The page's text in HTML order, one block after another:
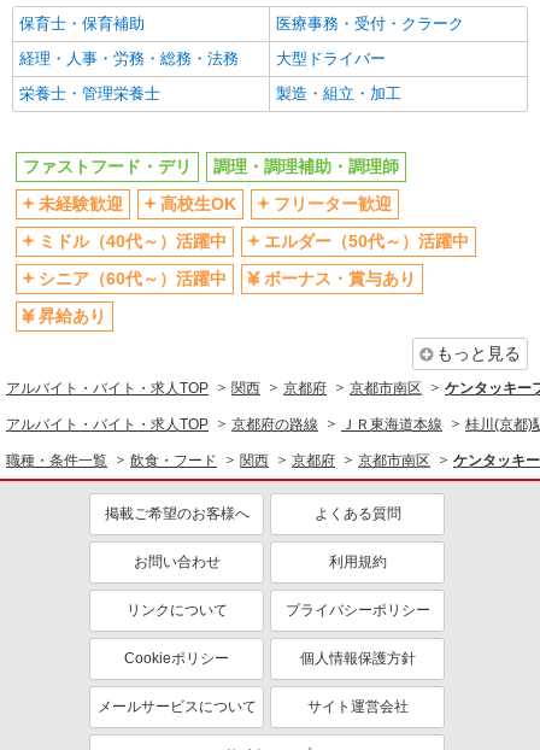
社員登用あり
同じ職種から求人を探す
飲食・フード
同じ特徴から求人を探す
未経験歓迎
高校生OK
ミドル（40代～）活躍中
ボーナス・賞与あり
週2～3日勤務OK
短時間勤務（1日4h以内）OK
上場企業・上場企業のグループ会
社会保険あり
まかない・食事補助
社員登用あり
保育士・保育補助
医療事務・受付・クラーク
経理・人事・労務・総務・法務
大型ドライバー
栄養士・管理栄養士
製造・組立・加工
ファストフード・デリ
調理・調理補助・調理師
未経験歓迎
高校生OK
フリーター歓迎
ミドル（40代～）活躍中
エルダー（50代～）活躍中
シニア（60代～）活躍中
ボーナス・賞与あり
昇給あり
もっと見る
アルバイト・バイト・求人TOP 関西 京都府 京都市南区 ケンタッキー
アルバイト・バイト・求人TOP 京都府の路線 ＪＲ東海道本線 桂川(京都)
職種・条件一覧 飲食・フード 関西 京都府 京都市南区 ケンタッキ
掲載ご希望のお客様へ よくある質問
お問い合わせ 利用規約
リンクについて プライバシーポリシー
Cookieポリシー 個人情報保護方針
メールサービスについて サイト運営会社